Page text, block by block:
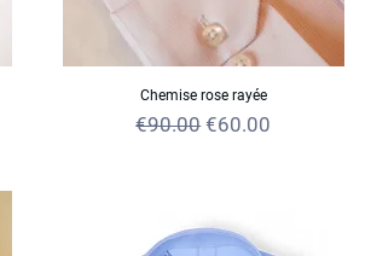
Chemise rose rayée
Regular Price
€90.00Sale Price
€60.00